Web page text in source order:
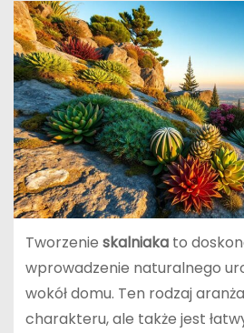
Tworzenie skalniakato
wprowadzenie naturalnego
wokół domu. Ten rodzaj
charakteru, ale także jest